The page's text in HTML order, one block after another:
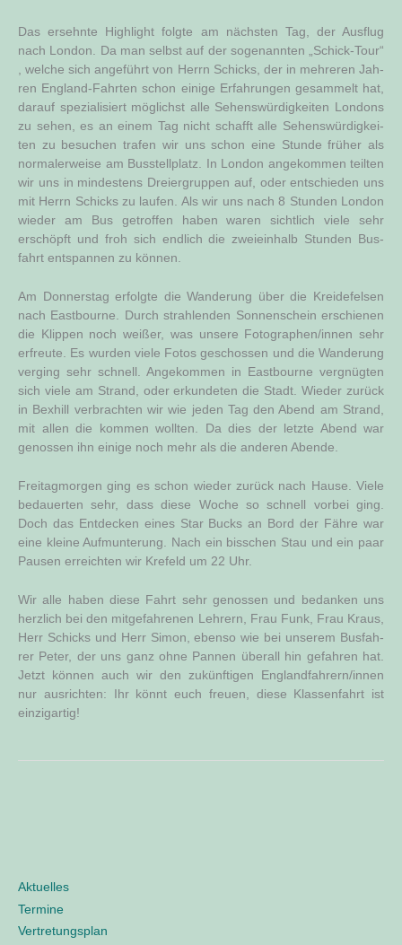
Das ersehn­te High­light folg­te am nächs­ten Tag, der Aus­flug
nach Lon­don. Da man selbst auf der soge­nann­ten „Schick-Tour“
, wel­che sich ange­führt von Herrn Schicks, der in meh­re­ren Jah­
ren Eng­land-Fahr­ten schon eini­ge Erfah­run­gen gesam­melt hat,
dar­auf spe­zia­li­siert mög­lichst alle Sehens­wür­dig­kei­ten Lon­dons
zu sehen, es an einem Tag nicht schafft alle Sehens­wür­dig­kei­
ten zu besu­chen tra­fen wir uns schon eine Stun­de frü­her als
nor­ma­ler­wei­se am Bus­stell­platz. In Lon­don ange­kom­men teil­ten
wir uns in min­des­tens Drei­er­grup­pen auf, oder ent­schie­den uns
mit Herrn Schicks zu lau­fen. Als wir uns nach 8 Stun­den Lon­don
wie­der am Bus getrof­fen haben waren sicht­lich vie­le sehr
erschöpft und froh sich end­lich die zwei­ein­halb Stun­den Bus­
fahrt ent­span­nen zu können.
Am Don­ners­tag erfolg­te die Wan­de­rung über die Krei­de­fel­sen
nach East­bourne. Durch strah­len­den Son­nen­schein erschie­nen
die Klip­pen noch wei­ßer, was unse­re Fotographen/innen sehr
erfreu­te. Es wur­den vie­le Fotos geschos­sen und die Wan­de­rung
ver­ging sehr schnell. Ange­kom­men in East­bourne ver­gnüg­ten
sich vie­le am Strand, oder erkun­de­ten die Stadt. Wie­der zurück
in Bexhill ver­brach­ten wir wie jeden Tag den Abend am Strand,
mit allen die kom­men woll­ten. Da dies der letz­te Abend war
genos­sen ihn eini­ge noch mehr als die ande­ren Abende.
Frei­tag­mor­gen ging es schon wie­der zurück nach Hau­se. Vie­le
bedau­er­ten sehr, dass die­se Woche so schnell vor­bei ging.
Doch das Ent­de­cken eines Star Bucks an Bord der Fäh­re war
eine klei­ne Auf­mun­te­rung. Nach ein biss­chen Stau und ein paar
Pau­sen erreich­ten wir Kre­feld um 22 Uhr.
Wir alle haben die­se Fahrt sehr genos­sen und bedan­ken uns
herz­lich bei den mit­ge­fah­re­nen Leh­rern, Frau Funk, Frau Kraus,
Herr Schicks und Herr Simon, eben­so wie bei unse­rem Bus­fah­
rer Peter, der uns ganz ohne Pan­nen über­all hin gefah­ren hat.
Jetzt kön­nen auch wir den zukünf­ti­gen Englandfahrern/innen
nur aus­rich­ten: Ihr könnt euch freu­en, die­se Klas­sen­fahrt ist
einzigartig!
Aktuelles
Termine
Vertretungsplan